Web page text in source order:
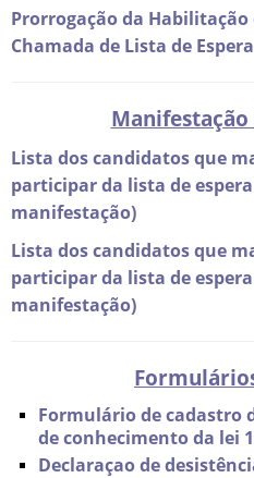
Prorrogação da
Chamada de Lista de
Lista dos candidatos que
participar da lista de espera
manifestação)
Lista dos candidatos que
participar da lista de espera
manifestação)
Formulário de cadastro
de conhecimento da lei
Declaraçao de